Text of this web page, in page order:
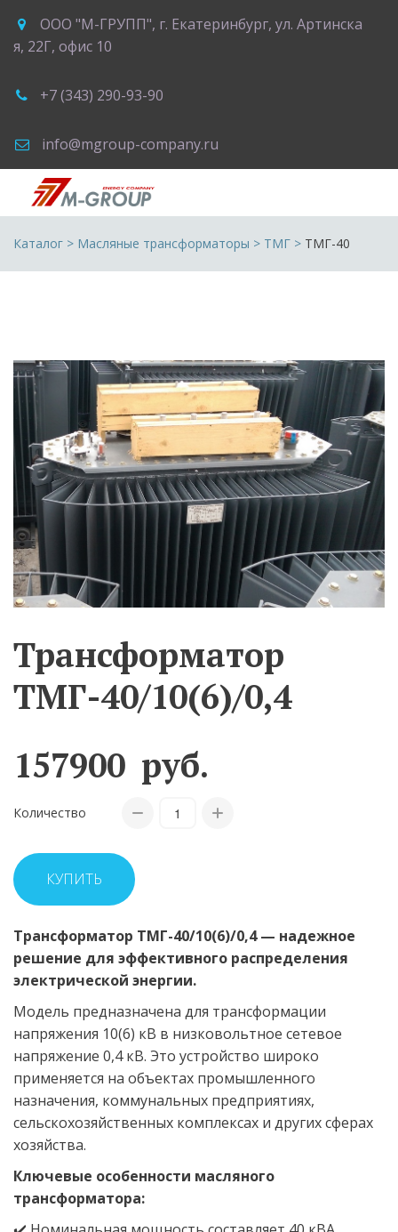
ООО "М-ГРУПП", г. Екатеринбург, ул. Артинска
я, 22Г, офис 10
+7 (343) 290-93-90
info@mgroup-company.ru
Каталог > Масляные трансформаторы > ТМГ > ТМГ-40
Трансформатор
ТМГ-40/10(6)/0,4
157900 руб.
Количество
КУПИТЬ
Трансформатор ТМГ-40/10(6)/0,4 — надежное
решение для эффективного распределения
электрической энергии.
Модель предназначена для трансформации
напряжения 10(6) кВ в низковольтное сетевое
напряжение 0,4 кВ. Это устройство широко
применяется на объектах промышленного
назначения, коммунальных предприятиях,
сельскохозяйственных комплексах и других сферах
хозяйства.
Ключевые особенности масляного
трансформатора: